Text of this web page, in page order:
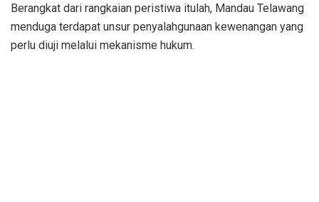
Berangkat dari rangkaian peristiwa itulah, Mandau Telawang
menduga terdapat unsur penyalahgunaan kewenangan yang
perlu diuji melalui mekanisme hukum.